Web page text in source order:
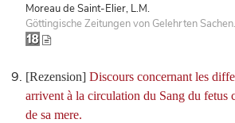
Moreau de Saint-Elier, L.M.
Göttingische Zeitungen von Gelehrten
[Rezension] Discours concernant les
arrivent à la circulation du Sang du fetus
de sa mere.